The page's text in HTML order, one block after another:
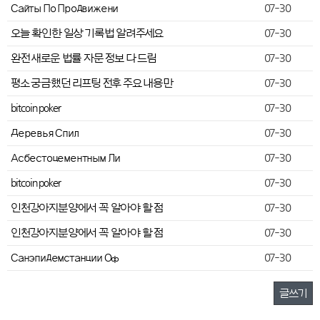
Сайты По Продвижени 07-30
오늘 확인한 일상 기록법 알려주세요 07-30
완전 새로운 법률 자문 정보 다 드림 07-30
평소 궁금했던 리프팅 전후 주요 내용만 07-30
bitcoin poker 07-30
Деревья Спил 07-30
Асбестоцементным Ли 07-30
bitcoin poker 07-30
인천강아지분양에서 꼭 알아야 할 점 07-30
인천강아지분양에서 꼭 알아야 할 점 07-30
Санэпидемстанции Оф 07-30
글쓰기